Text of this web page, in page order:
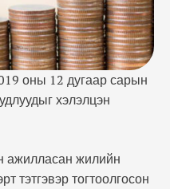
оны 12 дугаар сарын
хэлэлцэн
ажилласан жилийн
тэтгэвэр тогтоолгосон